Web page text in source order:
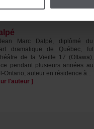
Ontario;auteurenrésidenceà...